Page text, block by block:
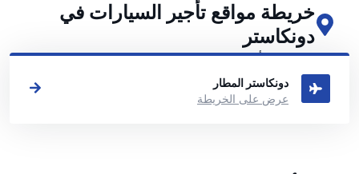
خريطة مواقع تأجير السيارات في
دونكاستر
اطلع على مواقع تأجير السيارات الرئيسية لدينا في دونكاستر
دونكاستر المطار
عرض على الخريطة